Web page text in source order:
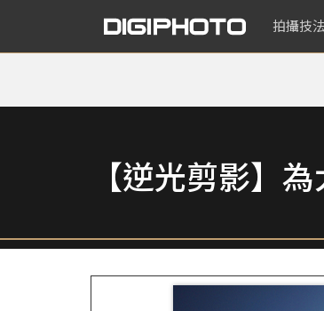
拍攝技法
【逆光剪影】